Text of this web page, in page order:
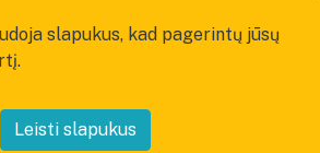
slapukus, kad pagerintų jūsų
Leisti slapukus